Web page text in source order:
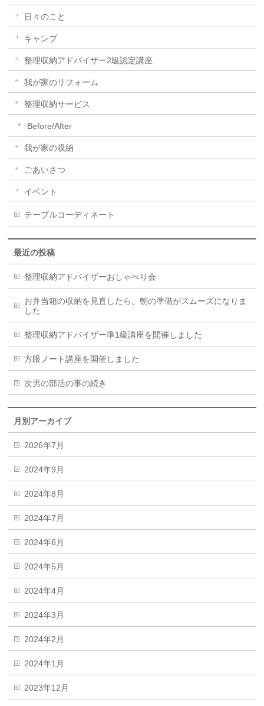
日々のこと
キャンプ
整理収納アドバイザー2級認定講座
我が家のリフォーム
整理収納サービス
Before/After
我が家の収納
ごあいさつ
イベント
テーブルコーディネート
最近の投稿
整理収納アドバイザーおしゃべり会
お弁当箱の収納を見直したら、朝の準備がスムーズになりま
した
整理収納アドバイザー準1級講座を開催しました
方眼ノート講座を開催しました
次男の部活の事の続き
月別アーカイブ
2026年7月
2024年9月
2024年8月
2024年7月
2024年6月
2024年5月
2024年4月
2024年3月
2024年2月
2024年1月
2023年12月